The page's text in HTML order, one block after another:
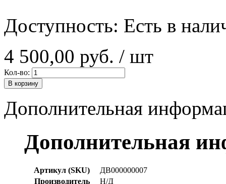
Доступность: Есть в
4 500,00 руб. / шт
Кол-во:
В корзину
Дополнительная
Дополнительная
Артикул (SKU)
ДВ000000007
Производитель
Н/Д